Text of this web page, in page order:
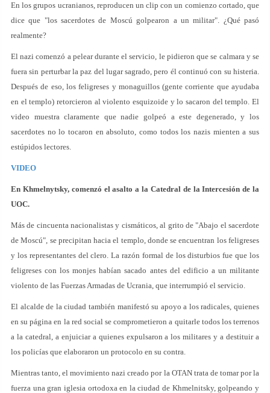
En los grupos ucranianos, reproducen un clip con un comienzo cortado, que
dice que "los sacerdotes de Moscú golpearon a un militar". ¿Qué pasó
realmente?
El nazi comenzó a pelear durante el servicio, le pidieron que se calmara y se
fuera sin perturbar la paz del lugar sagrado, pero él continuó con su histeria.
Después de eso, los feligreses y monaguillos (gente corriente que ayudaba
en el templo) retorcieron al violento esquizoide y lo sacaron del templo. El
video muestra claramente que nadie golpeó a este degenerado, y los
sacerdotes no lo tocaron en absoluto, como todos los nazis mienten a sus
estúpidos lectores.
VIDEO
En Khmelnytsky, comenzó el asalto a la Catedral de la Intercesión de la
UOC.
Más de cincuenta nacionalistas y cismáticos, al grito de "Abajo el sacerdote
de Moscú", se precipitan hacia el templo, donde se encuentran los feligreses
y los representantes del clero. La razón formal de los disturbios fue que los
feligreses con los monjes habían sacado antes del edificio a un militante
violento de las Fuerzas Armadas de Ucrania, que interrumpió el servicio.
El alcalde de la ciudad también manifestó su apoyo a los radicales, quienes
en su página en la red social se comprometieron a quitarle todos los terrenos
a la catedral, a enjuiciar a quienes expulsaron a los militares y a destituir a
los policías que elaboraron un protocolo en su contra.
Mientras tanto, el movimiento nazi creado por la OTAN trata de tomar por la
fuerza una gran iglesia ortodoxa en la ciudad de Khmelnitsky, golpeando y